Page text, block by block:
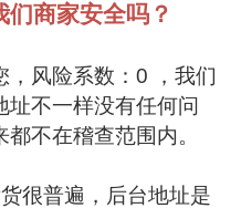
商家安全吗？
，风险系数：0 ，我们
不一样没有任何问
不在稽查范围内。
很普遍，后台地址是